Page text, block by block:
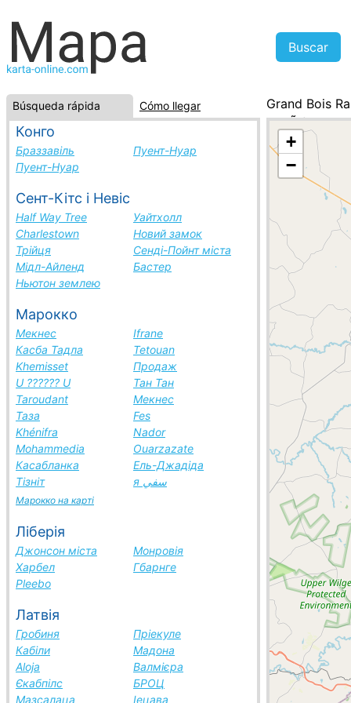
Búsqueda rápida Cómo llegar
Конго
Браззавіль
Пуент-Нуар
Пуент-Нуар
Сент-Кітс і Невіс
Half Way Tree
Уайтхолл
Charlestown
Новий замок
Трійця
Сенді-Пойнт міста
Мідл-Айленд
Бастер
Ньютон землею
Марокко
Мекнес
Ifrane
Касба Тадла
Tetouan
Khemisset
Продаж
U ?????? U
Тан Тан
Taroudant
Мекнес
Таза
Fes
Khénifra
Nador
Mohammedia
Ouarzazate
Касабланка
Ель-Джадіда
Тізніт
я سفي
Марокко на карті
Ліберія
Джонсон міста
Монровія
Харбел
Гбарнге
Pleebo
Латвія
Гробиня
Пріекуле
Кабіли
Мадона
Aloja
Валмієра
Єкабпілс
БРОЦ
Мазсалаца
Іецава
Grand Bois
SudÃ¡frica,
+
−